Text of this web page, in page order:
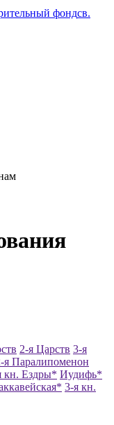
фондсв.
2-я Царств 3-я
я Паралипоменон
кн. Ездры* Иудифь*
3-я кн.